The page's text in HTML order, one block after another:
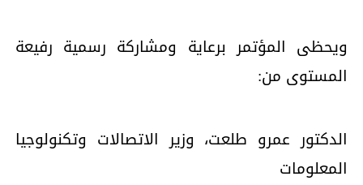
ويحظى المؤتمر برعاية ومشاركة رسمية رفيعة
المستوى من:
الدكتور عمرو طلعت، وزير الاتصالات وتكنولوجيا
المعلومات